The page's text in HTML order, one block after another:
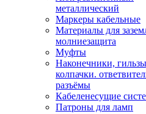
металлический
Маркеры кабельные
Материалы для
молниезащита
Муфты
Наконечники,
колпачки.
разъёмы
Кабеленесущие
Патроны для ламп